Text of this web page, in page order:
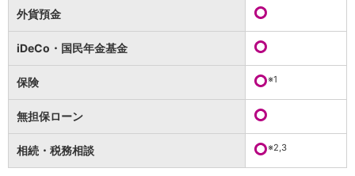
就業不能保険
海外旅行保険
国内旅行傷害保険
スマホ保険
傷害保険
介護保険
カード
クレジットカード
デビットカード
外貨預金
iDeCo・国民年金基金
保険 ※1
無担保ローン
相続・税務相談 ※2,3